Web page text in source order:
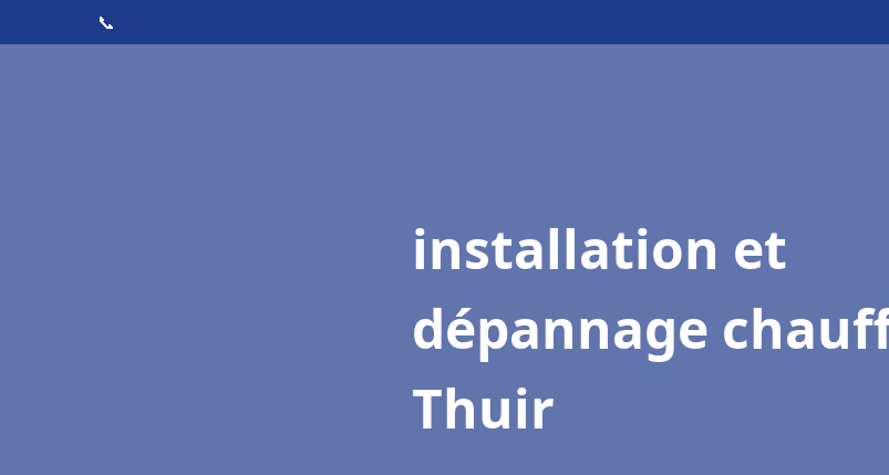
📞
installation et
dépannage
Thuir